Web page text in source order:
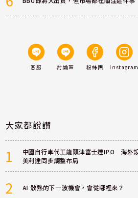
客服 討論區 粉絲團 Instagram
大家都說讚
1
中國自行車代工龍頭津富士達IPO 海外
美利達同步調整布局
2 AI 散熱的下一波機會，會從哪裡來？